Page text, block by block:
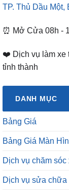
TP. Thủ Dầu
⏰ Mở Cửa 08h -
❤️ Dịch vụ làm xe
tỉnh thành
DANH MỤC
Bảng Giá
Bảng Giá Màn
Dịch vụ chăm sóc
Dịch vụ sửa chữa